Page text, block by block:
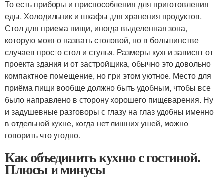
То есть приборы и приспособления для приготовления
еды. Холодильник и шкафы для хранения продуктов.
Стол для приема пищи, иногда выделенная зона,
которую можно назвать столовой, но в большинстве
случаев просто стол и стулья. Размеры кухни зависят от
проекта здания и от застройщика, обычно это довольно
компактное помещение, но при этом уютное. Место для
приёма пищи вообще должно быть удобным, чтобы все
было направлено в сторону хорошего пищеварения. Ну
и задушевные разговоры с глазу на глаз удобны именно
в отдельной кухне, когда нет лишних ушей, можно
говорить что угодно.
Как объединить кухню с гостиной.
Плюсы и минусы